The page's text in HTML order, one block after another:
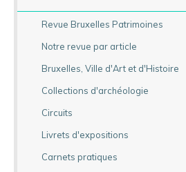
Revue Bruxelles Patrimoines
Notre revue par article
Bruxelles, Ville d'Art et d'Histoire
Collections d'archéologie
Circuits
Livrets d'expositions
Carnets pratiques